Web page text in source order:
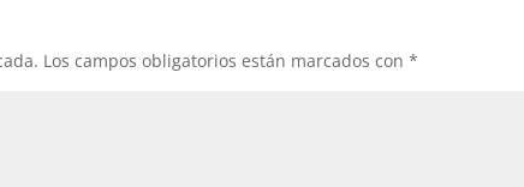
Los campos obligatorios están marcados con*